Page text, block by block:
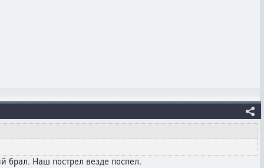
брал. Наш пострел везде поспел.